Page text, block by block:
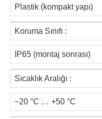
Plastik (kompakt yapı)
Koruma Sınıfı :
IP65 (montaj sonrası)
Sıcaklık Aralığı :
−20 °C … +50 °C